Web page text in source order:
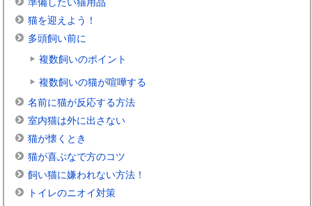
準備したい猫用品
猫を迎えよう！
多頭飼い前に
複数飼いのポイント
複数飼いの猫が喧嘩する
名前に猫が反応する方法
室内猫は外に出さない
猫が懐くとき
猫が喜ぶなで方のコツ
飼い猫に嫌われない方法！
トイレのニオイ対策